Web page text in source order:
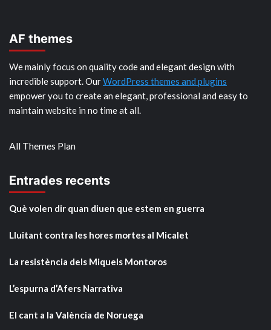
AF themes
We mainly focus on quality code and elegant design with
incredible support. OurWordPress themes and plugins
empower you to create an elegant, professional and easy to
maintain website in no time at all.
All Themes Plan
Entrades recents
Què volen dir quan diuen que estem en guerra
Lluitant contra les hores mortes al Micalet
La resistència dels Miquels Montoros
L’espurna d’Afers Narrativa
El cant a la València de Noruega